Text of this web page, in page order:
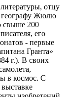
отцу
географу Жюлю
свыше 200
его
- первые
Гранта»
г.). В своих
в космос. С